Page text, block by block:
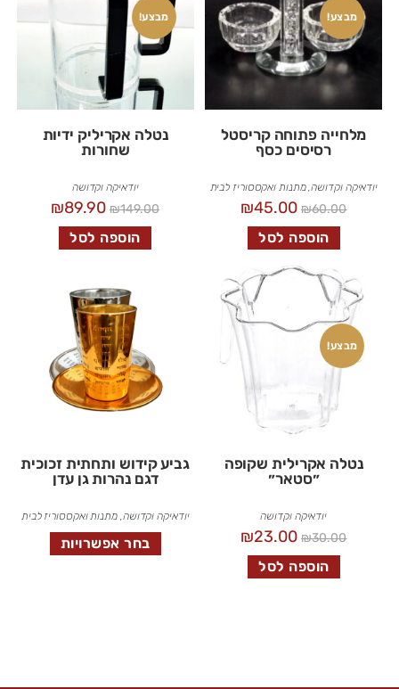
מבצע!
מלחייה פתוחה קריסטל
רסיסים כסף
יודאיקה וקדושה,מתנות ואקססוריז לבית
₪60.00
₪45.00
הוספה לסל
מבצע!
נטלה אקריליק ידיות
שחורות
יודאיקה וקדושה
₪149.00
₪89.90
הוספה לסל
מבצע!
נטלה אקרילית שקופה
״סטאר״
יודאיקה וקדושה
₪30.00
₪23.00
הוספה לסל
גביע קידוש ותחתית זכוכית
דגם נהרות גן עדן
יודאיקה וקדושה מתנות ואקססוריז לבית
בחר אפשרויות